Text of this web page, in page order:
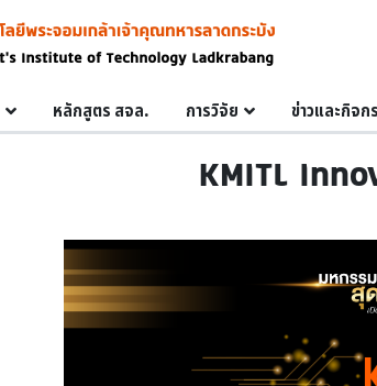
หลักสูตร สจล. การวิจัย ข่าวและกิจก
KMITL